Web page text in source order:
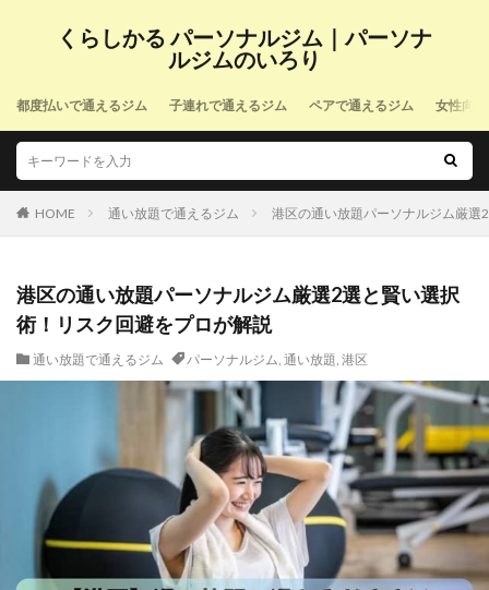
くらしかる パーソナルジム｜パーソナ
ルジムのいろり
都度払いで通えるジム 子連れで通えるジム ペアで通えるジム 女性向
HOME 通い放題で通えるジム 港区の通い放題パーソナルジム厳選
港区の通い放題パーソナルジム厳選2選と賢い選択
術！リスク回避をプロが解説
通い放題で通えるジム パーソナルジム, 通い放題, 港区